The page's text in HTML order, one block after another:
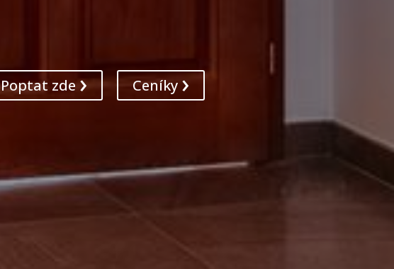
Poptat zde Ceníky